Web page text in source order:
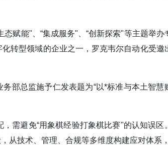
赋能"、“集成服务"、“创新探索"等主题举办
转型领域的企业之一，罗克韦尔自动化受邀
部总监施予仁发表题为“以*标准与本土智慧
需避免“用象棋经验打象棋比赛"的认知误区
从技术、管理、合规等多维度构建应对体系